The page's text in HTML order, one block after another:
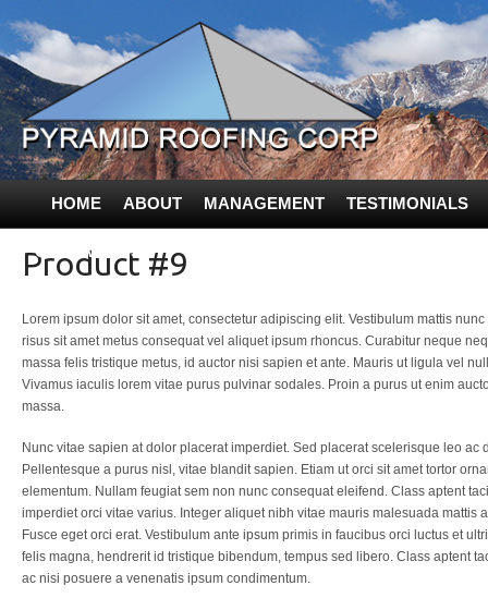
HOME ABOUT MANAGEMENT TESTIMONIALS
CONTACT US
Product #9
Lorem ipsum dolor sit amet, consectetur adipiscing elit. Vestibulum mattis
risus sit amet metus consequat vel aliquet ipsum rhoncus. Curabitur neque
massa felis tristique metus, id auctor nisi sapien et ante. Mauris ut ligula vel
Vivamus iaculis lorem vitae purus pulvinar sodales. Proin a purus ut enim
massa.
Nunc vitae sapien at dolor placerat imperdiet. Sed placerat scelerisque leo
Pellentesque a purus nisl, vitae blandit sapien. Etiam ut orci sit amet tortor
elementum. Nullam feugiat sem non nunc consequat eleifend. Class aptent
imperdiet orci vitae varius. Integer aliquet nibh vitae mauris malesuada
Fusce eget orci erat. Vestibulum ante ipsum primis in faucibus orci luctus et
felis magna, hendrerit id tristique bibendum, tempus sed libero. Class aptent
ac nisi posuere a venenatis ipsum condimentum.